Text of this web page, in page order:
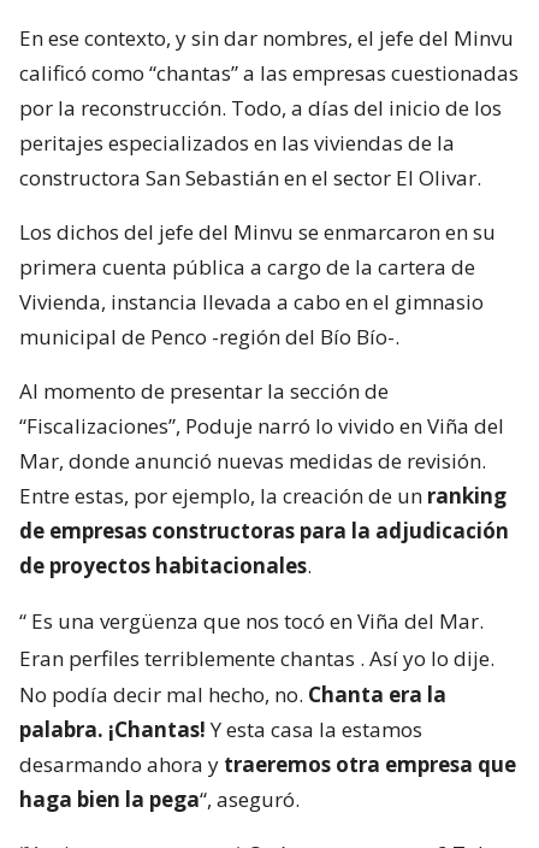
En ese contexto, y sin dar nombres, el jefe del Minvu
calificó como “chantas” a las empresas cuestionadas
por la reconstrucción. Todo, a días del inicio de los
peritajes especializados en las viviendas de la
constructora San Sebastián en el sector El Olivar.
Los dichos del jefe del Minvu se enmarcaron en su
primera cuenta pública a cargo de la cartera de
Vivienda, instancia llevada a cabo en el gimnasio
municipal de Penco -región del Bío Bío-.
Al momento de presentar la sección de
“Fiscalizaciones”, Poduje narró lo vivido en Viña del
Mar, donde anunció nuevas medidas de revisión.
Entre estas, por ejemplo, la creación de un ranking
de empresas constructoras para la adjudicación
de proyectos habitacionales.
“ Es una vergüenza que nos tocó en Viña del Mar.
Eran perfiles terriblemente chantas . Así yo lo dije.
No podía decir mal hecho, no. Chanta era la
palabra. ¡Chantas!Y esta casa la estamos
desarmando ahora y traeremos otra empresa que
haga bien la pega“, aseguró.